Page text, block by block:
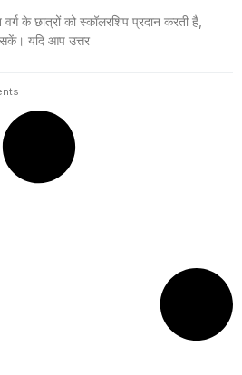
के छात्रों को स्कॉलरशिप प्रदान करती है,
सकें। यदि आप उत्तर